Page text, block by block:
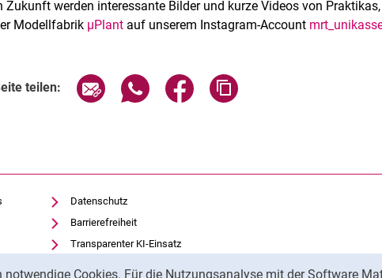
Cookies. Für die Nutzungsanalyse mit der Software
Zukunft werden interessante Bilder und kurze Videos von
Modellfabrik µPlant auf unserem Instagram-Account
teilen: Seite über E-Mail teilen
Seite über WhatsApp teilen (externer
Seite über Facebook teilen
Datenschutz
Barrierefreiheit
Transparenter KI-Einsatz